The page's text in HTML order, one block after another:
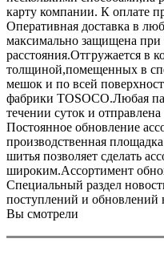
карту компании. К оплате
Оперативная доставка в
максимально защищена при
расстояния.Отгружается в
толщиной,помещенных в
мешок и по всей
фабрики TOSOCO.Любая
течении суток и
Постоянное обновление
производственная
шитья позволяет сделать
широким.Ассортимент
Специальный раздел
поступлений и обновлений
Вы смотрели